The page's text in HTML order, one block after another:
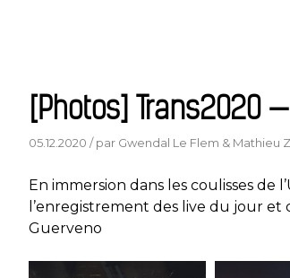
[Photos] Trans2020
05.12.2020 / par Gwendal Le Flem & Mathieu
En immersion dans les coulisses de
l’enregistrement des live du jour et
Guerveno